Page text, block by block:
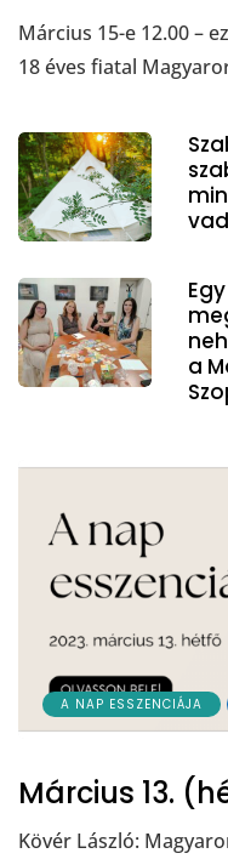
Március 15-e 12.00 –
18 éves fiatal
a
A NAP ESSZENCIÁJA
Március 13.
Kövér László: